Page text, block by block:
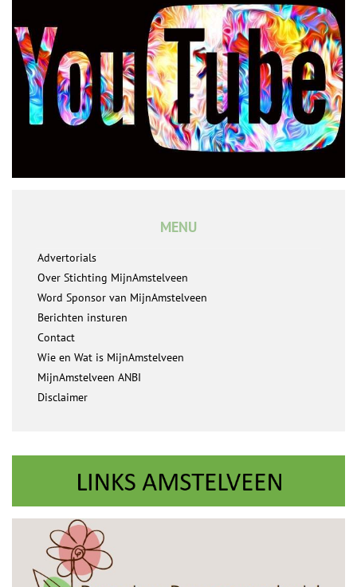
MENU
Advertorials
Over Stichting MijnAmstelveen
Word Sponsor van MijnAmstelveen
Berichten insturen
Contact
Wie en Wat is MijnAmstelveen
MijnAmstelveen ANBI
Disclaimer